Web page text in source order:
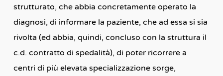
strutturato, che abbia concretamente operato la
diagnosi, di informare la paziente, che ad essa si sia
rivolta (ed abbia, quindi, concluso con la struttura il
c.d. contratto di spedalità), di poter ricorrere a
centri di più elevata specializzazione sorge,